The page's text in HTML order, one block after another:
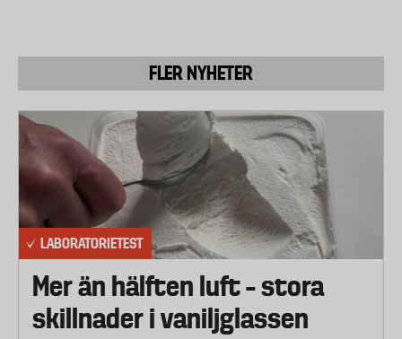
FLER NYHETER
LABORATORIETEST
Mer än hälften luft – stora
skillnader i vaniljglassen